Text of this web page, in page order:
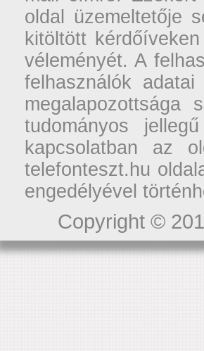
oldal üzemeltetője
kitöltött
véleményét. A
felhasználók
tudományos
kapcsolatban az
telefonteszt.hu
engedélyével
Copyright ©